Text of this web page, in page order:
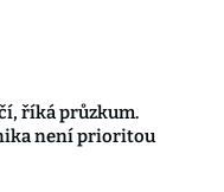
říká průzkum.
není prioritou